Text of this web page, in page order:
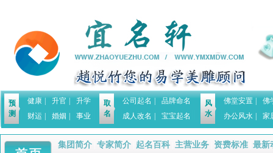
预
测
健康 升官
升学
财运
婚姻 事业
取
名
公司起名
品牌命名
成人改名
宝宝起名
风
水
佛堂安置
佛
办公风水
家
集团简介| 专家简介| 起名百科| 主营业务| 资费标准| 最新